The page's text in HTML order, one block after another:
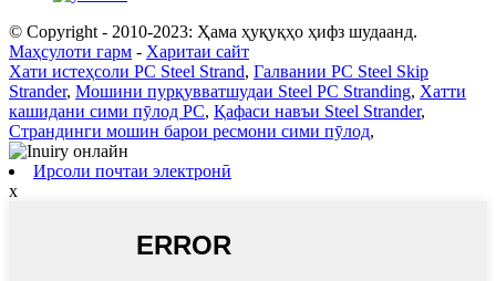
© Copyright - 2010-2023: Ҳама ҳуқуқҳо ҳифз шудаанд.
Маҳсулоти гарм - Харитаи сайт
Хати истеҳсоли PC Steel Strand, Галвании PC Steel Skip
Strander, Мошини пурқувватшудаи Steel PC Stranding, Хатти
кашидани сими пӯлод PC, Қафаси навъи Steel Strander,
Страндинги мошин барои ресмони сими пӯлод,
Ирсоли почтаи электронӣ
x